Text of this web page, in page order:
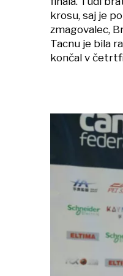
krosu, saj je
zmagovalec,
Tacnu je bila
končal v